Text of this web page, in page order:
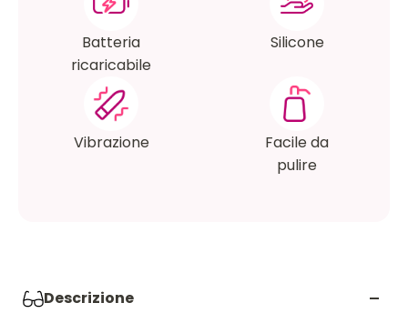
Batteria
ricaricabile
Silicone
Vibrazione
Facile da
pulire
Descrizione